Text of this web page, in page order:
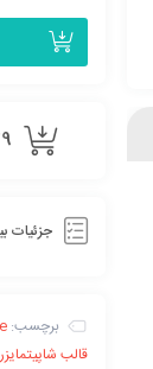
جزئیات
برچسب:
قالب شاپیتمایزر